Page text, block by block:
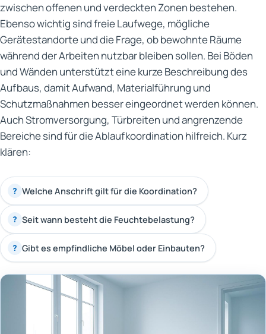
zwischen offenen und verdeckten Zonen bestehen.
Ebenso wichtig sind freie Laufwege, mögliche
Gerätestandorte und die Frage, ob bewohnte Räume
während der Arbeiten nutzbar bleiben sollen. Bei Böden
und Wänden unterstützt eine kurze Beschreibung des
Aufbaus, damit Aufwand, Materialführung und
Schutzmaßnahmen besser eingeordnet werden können.
Auch Stromversorgung, Türbreiten und angrenzende
Bereiche sind für die Ablaufkoordination hilfreich. Kurz
klären:
? Welche Anschrift gilt für die Koordination?
? Seit wann besteht die Feuchtebelastung?
? Gibt es empfindliche Möbel oder Einbauten?